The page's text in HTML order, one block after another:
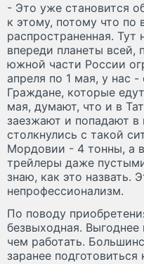
- Это уже становится
к этому, потому что по
распространенная.
впереди планеты всей,
южной части России
апреля по 1 мая, у нас -
Граждане, которые
мая, думают, что и в
заезжают и попадают в
столкнулись с такой
Мордовии - 4 тонны, а
трейлеры даже
знаю, как это назвать.
непрофессионализм.
По поводу
безвыходная. Выгоднее
чем работать.
заранее